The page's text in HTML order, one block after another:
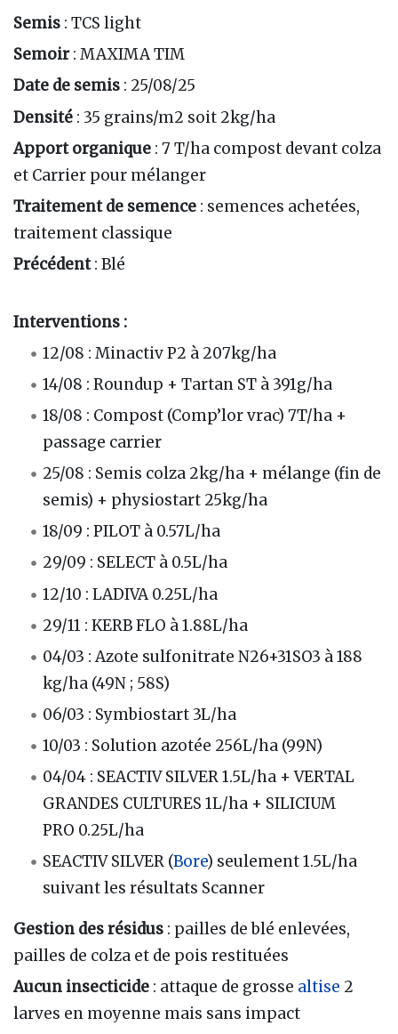
Semis : TCS light
Semoir: MAXIMA TIM
Date de semis : 25/08/25
Densité : 35 grains/m2 soit 2kg/ha
Apport organique : 7 T/ha compost devant colza
et Carrier pour mélanger
Traitement de semence : semences achetées,
traitement classique
Précédent: Blé
Interventions :
12/08 : Minactiv P2 à 207kg/ha
14/08 : Roundup + Tartan ST à 391g/ha
18/08 : Compost (Comp’lor vrac) 7T/ha +
passage carrier
25/08 : Semis colza 2kg/ha + mélange (fin de
semis) + physiostart 25kg/ha
18/09 : PILOT à 0.57L/ha
29/09 : SELECT à 0.5L/ha
12/10 : LADIVA 0.25L/ha
29/11 : KERB FLO à 1.88L/ha
04/03 : Azote sulfonitrate N26+31SO3 à 188
kg/ha (49N ; 58S)
06/03 : Symbiostart 3L/ha
10/03 : Solution azotée 256L/ha (99N)
04/04 : SEACTIV SILVER 1.5L/ha + VERTAL
GRANDES CULTURES 1L/ha + SILICIUM
PRO 0.25L/ha
SEACTIV SILVER (Bore) seulement 1.5L/ha
suivant les résultats Scanner
Gestion des résidus : pailles de blé enlevées,
pailles de colza et de pois restituées
Aucun insecticide : attaque de grosse altise 2
larves en moyenne mais sans impact